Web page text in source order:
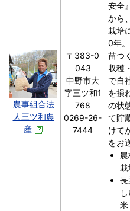
農事組合法
人三ツ和農
産
〒383-0
043
中野市大
字三ツ和1
768
0269-26-
7444
安全
から
栽培
0年。
苗つ
収穫
で自
を損
の状
て貯
けて
をお
栽
長
米